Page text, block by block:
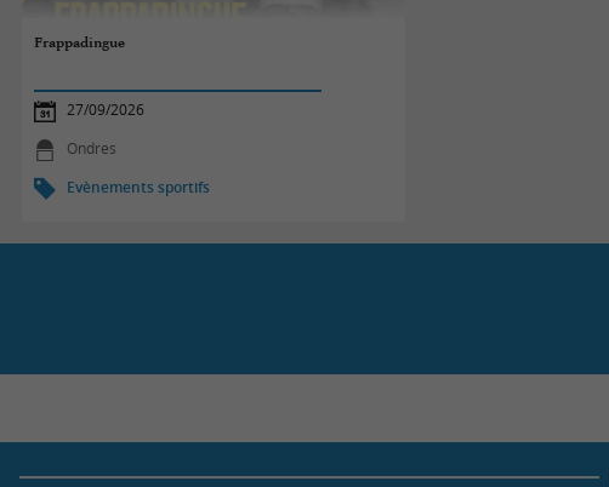
Frappadingue
27/09/2026
Ondres
Evènements sportifs